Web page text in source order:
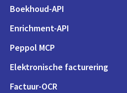
Boekhoud-API
Enrichment-API
Peppol MCP
Elektronische facturering
Factuur-OCR